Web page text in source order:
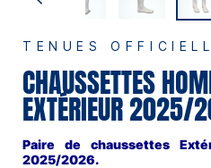
TENUES
CHAUSSETTES
EXTÉRIEUR 2025/
Paire de chaussettes
2025/2026.